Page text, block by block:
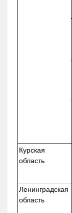
Курская
область
Ленинградская
область